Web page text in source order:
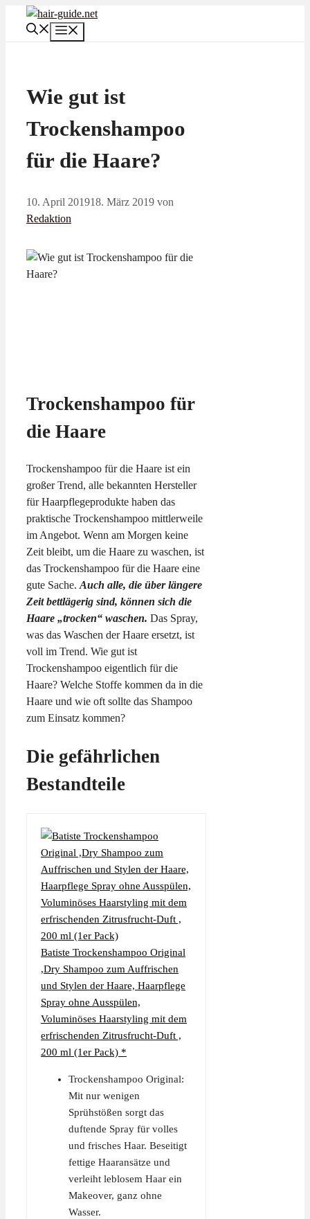
Inhalt
Wie gut ist
Trockenshampoo
für die Haare?
10. April 201918. März 2019 von
Redaktion
Trockenshampoo für
die Haare
Trockenshampoo für die Haare ist ein
großer Trend, alle bekannten Hersteller
für Haarpflegeprodukte haben das
praktische Trockenshampoo mittlerweile
im Angebot. Wenn am Morgen keine
Zeit bleibt, um die Haare zu waschen, ist
das Trockenshampoo für die Haare eine
gute Sache. Auch alle, die über längere
Zeit bettlägerig sind, können sich die
Haare „trocken“ waschen. Das Spray,
was das Waschen der Haare ersetzt, ist
voll im Trend. Wie gut ist
Trockenshampoo eigentlich für die
Haare? Welche Stoffe kommen da in die
Haare und wie oft sollte das Shampoo
zum Einsatz kommen?
Die gefährlichen
Bestandteile
Batiste Trockenshampoo Original
,Dry Shampoo zum Auffrischen
und Stylen der Haare, Haarpflege
Spray ohne Ausspülen,
Voluminöses Haarstyling mit dem
erfrischenden Zitrusfrucht-Duft ,
200 ml (1er Pack) *
Trockenshampoo Original:
Mit nur wenigen
Sprühstößen sorgt das
duftende Spray für volles
und frisches Haar. Beseitigt
fettige Haaransätze und
verleiht leblosem Haar ein
Makeover, ganz ohne
Wasser.